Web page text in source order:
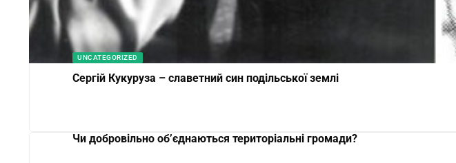
UNCATEGORIZED
Сергій Кукуруза – славетний син подільської землі
Чи добровільно об’єднаються територіальні громади?